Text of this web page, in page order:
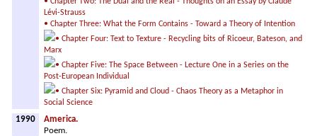
Lévi-Strauss
• Chapter Three: What the Form Contains - Toward a Theory of Intention
• Chapter Four: Text to Texture - Recycling bits of Ricoeur, Bateson, and
Marx
• Chapter Five: The Space Between - Lecture One in a Series on the
Post-European Individual
• Chapter Six: Pyramid and Cloud - Chaos Theory as a Metaphor in
Social Science
1990
America.
Poem.